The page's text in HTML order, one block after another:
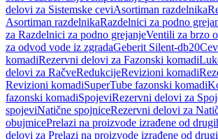
delovi za Sistemske ceviAsortiman razdelnika
Asortiman razdelnikaRazdelnici za podno
za Razdelnici za podno grejanjeVentili za brzo
za odvod vode iz zgradaGeberit Silent-db20
komadiRezervni delovi za Fazonski komadi
delovi za RačveRedukcijeRevizioni komadi
Revizioni komadiSuperTube fazonski komadi
fazonski komadiSpojeviRezervni delovi za
spojeviNatične spojniceRezervni delovi za
obujmicePrelazi na proizvode izrađene od
delovi za Prelazi na proizvode izrađene od